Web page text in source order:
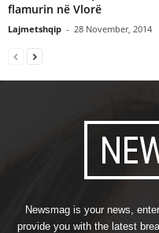
flamurin në Vlorë
Lajmetshqip - 28 November, 2014
Newsmag is your news,
provide you with the latest